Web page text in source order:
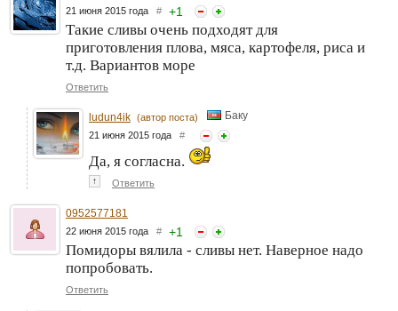
21 июня 2015 года # +1
Такие сливы очень подходят для
приготовления плова, мяса, картофеля, риса и
т.д. Вариантов море
Ответить
ludun4ik (автор поста) Баку
21 июня 2015 года #
Да, я согласна.
↑ Ответить
0952577181
22 июня 2015 года # +1
Помидоры вялила - сливы нет. Наверное надо
попробовать.
Ответить